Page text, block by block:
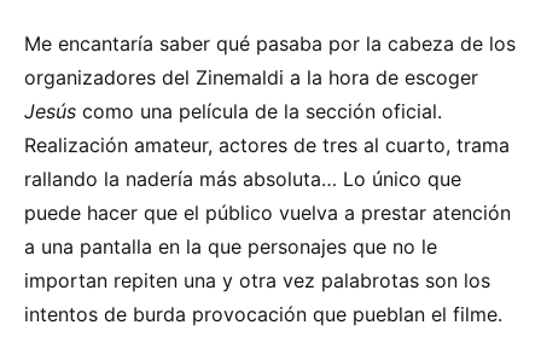
Me encantaría saber qué pasaba por la cabeza de los
organizadores del Zinemaldi a la hora de escoger
Jesús como una película de la sección oficial.
Realización amateur, actores de tres al cuarto, trama
rallando la nadería más absoluta… Lo único que
puede hacer que el público vuelva a prestar atención
a una pantalla en la que personajes que no le
importan repiten una y otra vez palabrotas son los
intentos de burda provocación que pueblan el filme.